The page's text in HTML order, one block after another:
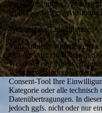
ein Widerspruchsrecht zu
wobei Sie sich zur Ausübung
Widerruf der Einwilligung:
Vom Anbieter wird derzeit
Opt-out oder ein Blockieren
Wenn Sie eine
Website verhindern wollen,
Consent-Tool Ihre
Kategorie oder alle
Datenübertragungen. In
jedoch ggfs. nicht oder nur